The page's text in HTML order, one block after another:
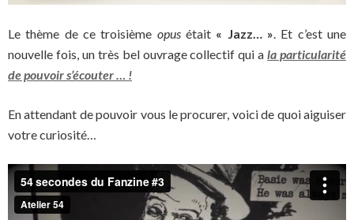
Le thème de ce troisième opusétait « Jazz… » . Et c’est une
nouvelle fois, un très bel ouvrage collectif qui ala particularité
de pouvoir s’écouter … !
En attendant de pouvoir vous le procurer, voici de quoi aiguiser
votre curiosité…